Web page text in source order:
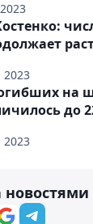
2023
2023
на
до
новостями